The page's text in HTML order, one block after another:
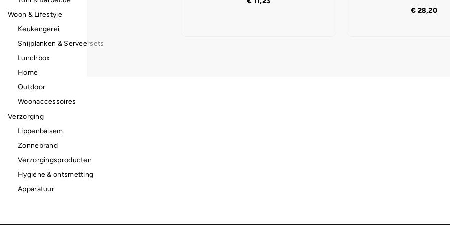
€ 28,20
Woon & Lifestyle
Keukengerei
Snijplanken & Serveersets
Lunchbox
Home
Outdoor
Woonaccessoires
Verzorging
Lippenbalsem
Zonnebrand
Verzorgingsproducten
Hygiëne & ontsmetting
Apparatuur